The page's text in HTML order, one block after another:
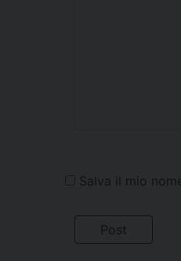
Salva il mio